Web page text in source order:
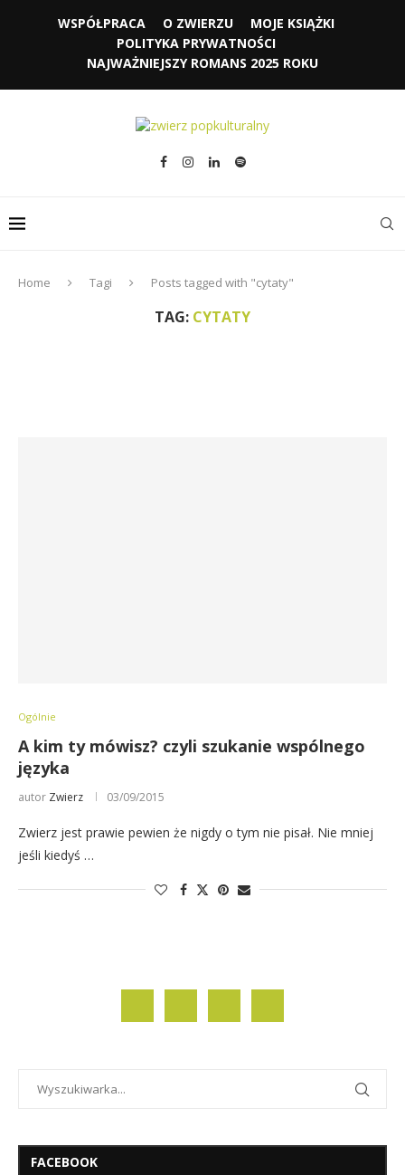
WSPÓŁPRACA O ZWIERZU
MOJE KSIĄŻKI
POLITYKA PRYWATNOŚCI
NAJWAŻNIEJSZY ROMANS 2025 ROKU
Home Tagi Posts tagged with "cytaty"
TAG: CYTATY
Ogólnie
A kim ty mówisz? czyli szukanie wspólnego
języka
autor Zwierz 03/09/2015
Zwierz jest prawie pewien że nigdy o tym nie pisał. Nie mniej
jeśli kiedyś …
FACEBOOK